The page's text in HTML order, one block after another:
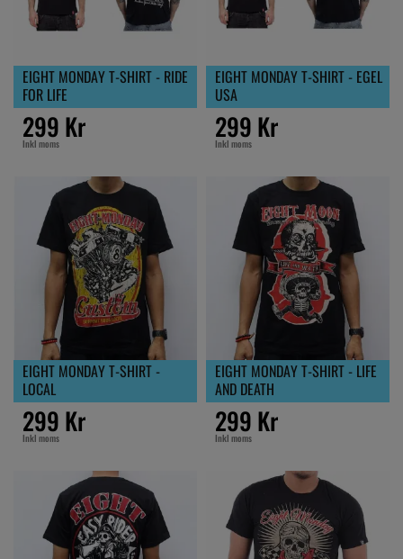
EIGHT MONDAY T-SHIRT - RIDE
FOR LIFE
299 Kr
Inkl moms
EIGHT MONDAY T-SHIRT - EGEL
USA
299 Kr
Inkl moms
EIGHT MONDAY T-SHIRT -
LOCAL
299 Kr
Inkl moms
EIGHT MONDAY T-SHIRT - LIFE
AND DEATH
299 Kr
Inkl moms